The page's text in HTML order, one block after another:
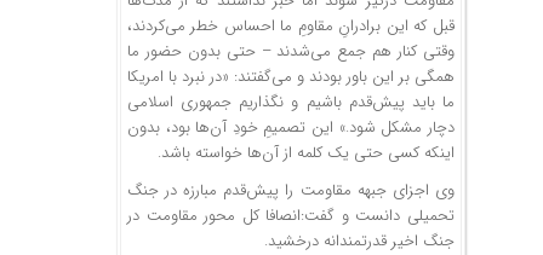
قبل که این برادرانِ مقاومِ ما احساس خطر می‌کردند،
وقتی کنار هم جمع می‌شدند – حتی بدون حضور ما
همگی بر این باور بودند و می‌گفتند: «در نبرد با امریکا
ما باید پیش‌قدم باشیم و نگذاریم جمهوری اسلامی
دچار مشکل شود.» این تصمیمِ خودِ آن‌ها بود، بدون
اینکه کسی حتی یک کلمه از آن‌ها خواسته باشد.
وی اجزای جبهه مقاومت را پیش‌قدم مبارزه در جنگ
تحمیلی دانست و گفت:انصافا کل محور مقاومت در
جنگ اخیر قدرتمندانه درخشید.